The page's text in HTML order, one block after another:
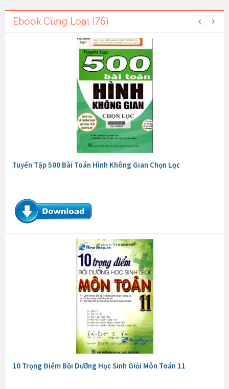
Ebook Cùng Loại (76)
Tuyển Tập 500 Bài Toán Hình Không Gian Chọn Lọc
10 Trọng Điểm Bồi Dưỡng Học Sinh Giỏi Môn Toán 11